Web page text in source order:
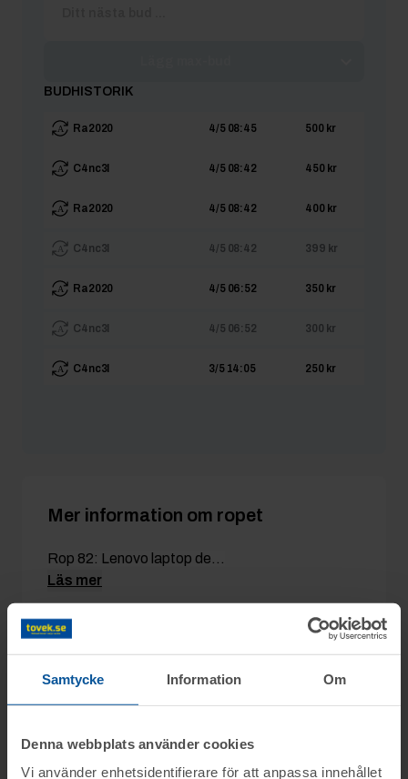
Samtycke Information Om
Denna webbplats använder cookies
Vi använder enhetsidentifierare för att anpassa innehållet
BUDHISTORIK
Ra2020 4/5 08:45 500 kr
C4nc3l 4/5 08:42 450 kr
Ra2020 4/5 08:42 400 kr
C4nc3l 4/5 08:42 399 kr
Ra2020 4/5 06:52 350 kr
C4nc3l 4/5 06:52 300 kr
C4nc3l 3/5 14:05 250 kr
Mer information om ropet
Rop 82: Lenovo laptop de...
Läs mer
Detaljer
Moms: 25% tillkommer
Slagavgift: 120 krexkl. moms